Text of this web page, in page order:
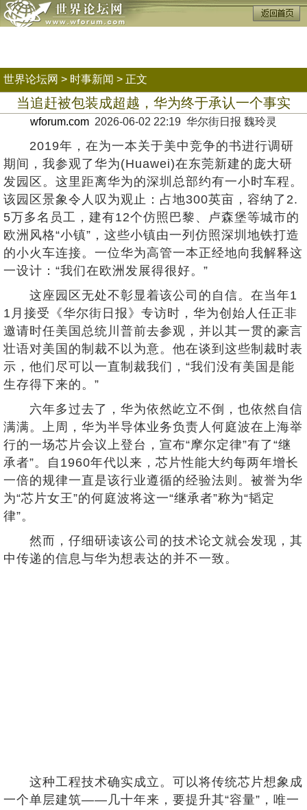
世界论坛网 > 时事新闻 > 正文
当追赶被包装成超越，华为终于承认一个事实
wforum.com 2026-06-02 22:19 华尔街日报 魏玲灵
2019年，在为一本关于美中竞争的书进行调研
期间，我参观了华为(Huawei)在东莞新建的庞大研
发园区。这里距离华为的深圳总部约有一小时车程。
该园区景象令人叹为观止：占地300英亩，容纳了2.
5万多名员工，建有12个仿照巴黎、卢森堡等城市的
欧洲风格“小镇”，这些小镇由一列仿照深圳地铁打造
的小火车连接。一位华为高管一本正经地向我解释这
一设计：“我们在欧洲发展得很好。”
这座园区无处不彰显着该公司的自信。在当年1
1月接受《华尔街日报》专访时，华为创始人任正非
邀请时任美国总统川普前去参观，并以其一贯的豪言
壮语对美国的制裁不以为意。他在谈到这些制裁时表
示，他们尽可以一直制裁我们，“我们没有美国是能
生存得下来的。”
六年多过去了，华为依然屹立不倒，也依然自信
满满。上周，华为半导体业务负责人何庭波在上海举
行的一场芯片会议上登台，宣布“摩尔定律”有了“继
承者”。自1960年代以来，芯片性能大约每两年增长
一倍的规律一直是该行业遵循的经验法则。被誉为华
为“芯片女王”的何庭波将这一“继承者”称为“韬定
律”。
然而，仔细研读该公司的技术论文就会发现，其
中传递的信息与华为想表达的并不一致。
这种工程技术确实成立。可以将传统芯片想象成
一个单层建筑——几十年来，要提升其“容量”，唯一